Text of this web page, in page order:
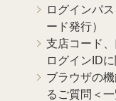
ログインパ
ード発行）
支店コード
ログインID
ブラウザの
るご質問＜